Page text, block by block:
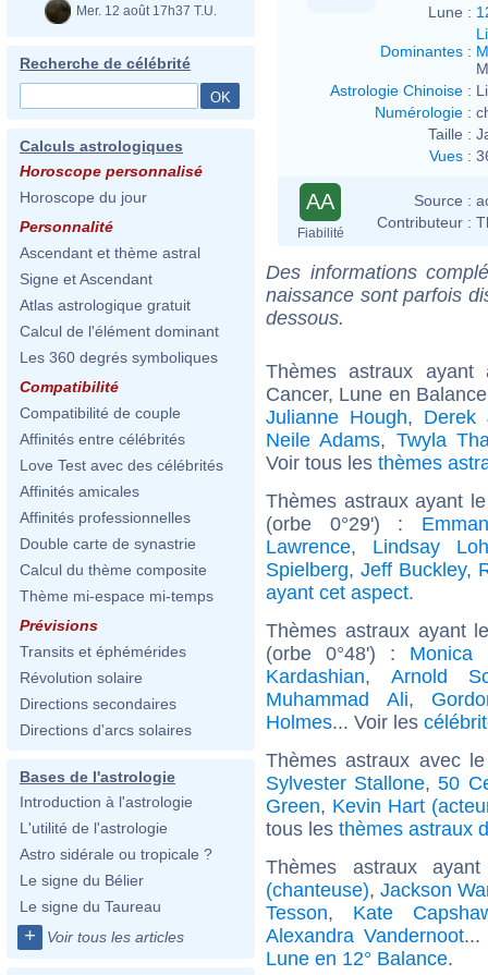
Mer. 12 août 17h37 T.U.
Recherche de célébrité
Calculs astrologiques
Horoscope personnalisé
Horoscope du jour
Personnalité
Ascendant et thème astral
Signe et Ascendant
Atlas astrologique gratuit
Calcul de l'élément dominant
Les 360 degrés symboliques
Compatibilité
Compatibilité de couple
Affinités entre célébrités
Love Test avec des célébrités
Affinités amicales
Affinités professionnelles
Double carte de synastrie
Calcul du thème composite
Thème mi-espace mi-temps
Prévisions
Transits et éphémérides
Révolution solaire
Directions secondaires
Directions d'arcs solaires
Bases de l'astrologie
Introduction à l'astrologie
L'utilité de l'astrologie
Astro sidérale ou tropicale ?
Le signe du Bélier
Le signe du Taureau
+ Voir tous les articles
Lune :
Dominantes :
Astrologie Chinoise :
Numérologie :
Taille :
Vues :
AA
Fiabilité
Source :
Contributeur :
Des informations
naissance sont parfois
dessous.
Thèmes astraux
Cancer, Lune en
Julianne Hough, Derek
Neile Adams, Twyla
Voir tous les thèmes
Thèmes astraux ayant
(orbe 0°29') :
Lawrence, Lindsay
Spielberg,Jeff Buckley,
ayant cet aspect.
Thèmes astraux ayant
(orbe 0°48') : Monica
Kardashian, Arnold
Muhammad Ali,
Holmes... Voir les
Thèmes astraux avec
Sylvester Stallone,50
Green, Kevin Hart
tous les thèmes astraux
Thèmes astraux
(chanteuse),Jackson
Tesson, Kate
Alexandra Vandernoot...
Lune en 12° Balance.